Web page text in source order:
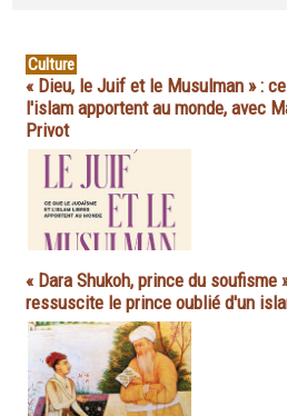
Culture
« Dieu, le Juif et le Musulman » :
l'islam apportent au monde, avec
Privot
« Dara Shukoh, prince du soufisme
ressuscite le prince oublié d'un